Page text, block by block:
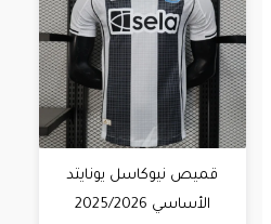
قميص نيوكاسل يونايتد
الأساسي 2025/2026